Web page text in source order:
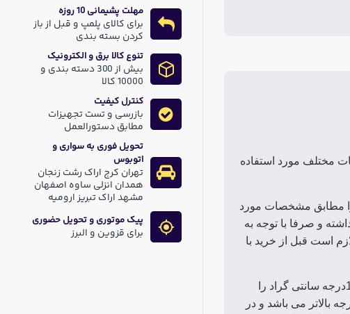
مختلف مورد استفاده
مطابق مشخصات مورد
و صرفا با توجه به
است قبل از خرید با
در سربرگ خصوصیات کالا قابل مشاهده است و سعی نمودیم صرفا خازن های های با قابلیت تحمل دمای 105درجه سانتی گراد را
دهیم که می توانند دمای 85 درجه را نیز تحمل نمایند. البته قیمت این خازن ها در مقایسه با خازن های 85 درجه بالاتر می باشد و در
مهلت پشیمانی 10 روزه
برای کالای پلمپ و قبل از باز
کردن بسته بندی
تنوع کالا برق و الکترونیک
بیش از 300 دسته بندی و
10000 کالا
کنترل کیفیت
بازرسی و تست تجهیزات
مطابق دستورالعمل
تحویل فوری به سواری و
اتوبوس
تهران کرج اراک رشت زنجان
همدان انزلی ساوه اصفهان
مشهد اراک تبریز ارومیه
پیک موتوری و تحویل حضوری
برای قزوین و البرز